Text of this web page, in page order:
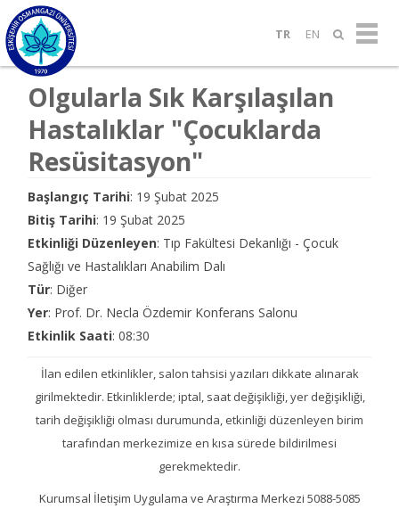
TR EN
Olgularla Sık Karşılaşılan
Hastalıklar "Çocuklarda
Resüsitasyon"
Başlangıç Tarihi: 19 Şubat 2025
Bitiş Tarihi: 19 Şubat 2025
Etkinliği Düzenleyen: Tıp Fakültesi Dekanlığı - Çocuk
Sağlığı ve Hastalıkları Anabilim Dalı
Tür: Diğer
Yer: Prof. Dr. Necla Özdemir Konferans Salonu
Etkinlik Saati: 08:30
İlan edilen etkinlikler, salon tahsisi yazıları dikkate alınarak
girilmektedir. Etkinliklerde; iptal, saat değişikliği, yer değişikliği,
tarih değişikliği olması durumunda, etkinliği düzenleyen birim
tarafından merkezimize en kısa sürede bildirilmesi
gerekmektedir.
Kurumsal İletişim Uygulama ve Araştırma Merkezi 5088-5085